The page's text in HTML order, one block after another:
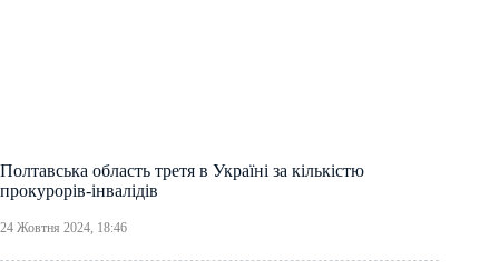
Полтавська область третя в Україні за кількістю
прокурорів-інвалідів
24 Жовтня 2024, 18:46